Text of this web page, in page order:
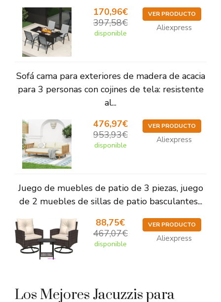
170,96€
397,58€
disponible
VER PRODUCTO
Aliexpress
Sofá cama para exteriores de madera de acacia
para 3 personas con cojines de tela: resistente
al...
476,97€
953,93€
disponible
VER PRODUCTO
Aliexpress
Juego de muebles de patio de 3 piezas, juego
de 2 muebles de sillas de patio basculantes...
88,75€
467,07€
disponible
VER PRODUCTO
Aliexpress
Los Mejores Jacuzzis para